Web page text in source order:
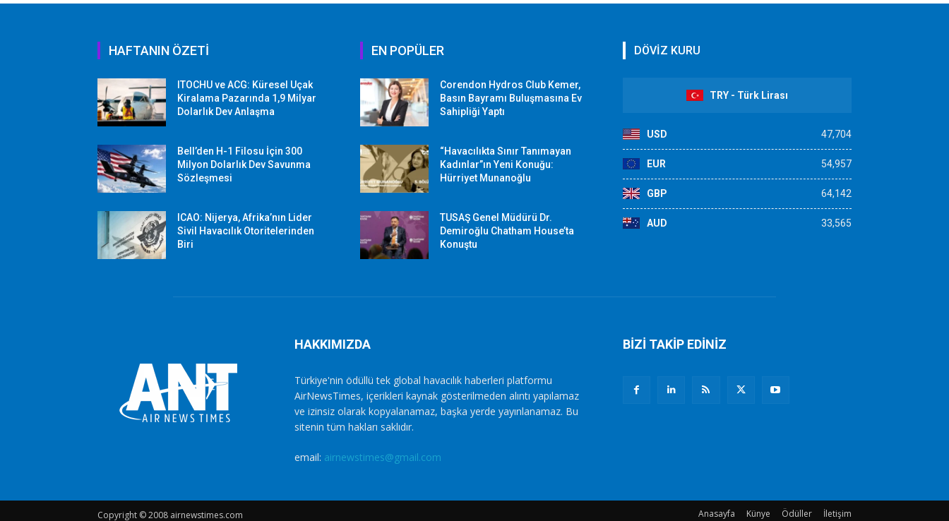
HAFTANIN ÖZETİ
ITOCHU ve ACG: Küresel Uçak
Kiralama Pazarında 1,9 Milyar
Dolarlık Dev Anlaşma
Bell’den H-1 Filosu İçin 300
Milyon Dolarlık Dev Savunma
Sözleşmesi
ICAO: Nijerya, Afrika’nın Lider
Sivil Havacılık Otoritelerinden
Biri
EN POPÜLER
Corendon Hydros Club Kemer,
Basın Bayramı Buluşmasına Ev
Sahipliği Yaptı
“Havacılıkta Sınır Tanımayan
Kadınlar”ın Yeni Konuğu:
Hürriyet Munanoğlu
TUSAŞ Genel Müdürü Dr.
Demiroğlu Chatham House’ta
Konuştu
DÖVİZ KURU
TRY - Türk Lirası
USD 47,704
EUR 54,957
GBP 64,142
AUD 33,565
HAKKIMIZDA
Türkiye'nin ödüllü tek global havacılık haberleri platformu
AirNewsTimes, içerikleri kaynak gösterilmeden alıntı yapılamaz
ve izinsiz olarak kopyalanamaz, başka yerde yayınlanamaz. Bu
sitenin tüm hakları saklıdır.
email: airnewstimes@gmail.com
BİZİ TAKİP EDİNİZ
Copyright © 2008 airnewstimes.com Anasayfa Künye Ödüller İletişim